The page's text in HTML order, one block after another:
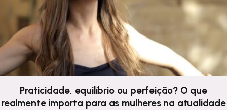
Praticidade, equilíbrio ou perfeição? O que
realmente importa para as mulheres na atualidade